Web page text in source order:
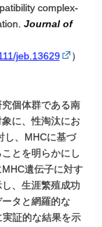
complex-
Journal of
jeb.13629 ）
個体群である南
に、性淘汰にお
し、MHCに基づ
とを明らかにし
遺伝子に対す
、生涯繁殖成功
タと網羅的な
証的な結果を示